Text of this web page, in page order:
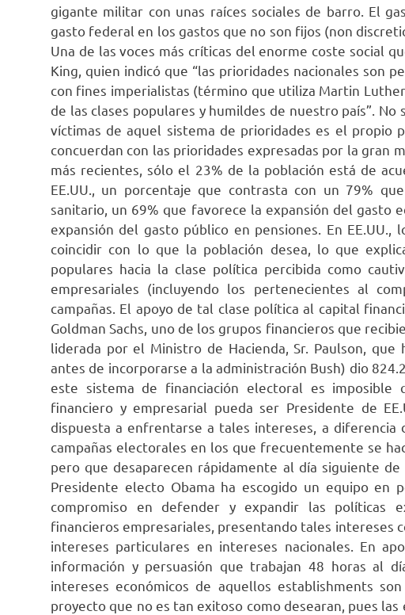
gigante militar con unas raíces sociales de barro. El
gasto federal en los gastos que no son fijos (non
Una de las voces más críticas del enorme coste social
King, quien indicó que “las prioridades nacionales son
con fines imperialistas (término que utiliza Martin
de las clases populares y humildes de nuestro país”. No
víctimas de aquel sistema de prioridades es el propio
concuerdan con las prioridades expresadas por la gran
más recientes, sólo el 23% de la población está de
EE.UU., un porcentaje que contrasta con un 79%
sanitario, un 69% que favorece la expansión del gasto
expansión del gasto público en pensiones. En
coincidir con lo que la población desea, lo que
populares hacia la clase política percibida como
empresariales (incluyendo los pertenecientes al
campañas. El apoyo de tal clase política al capital
Goldman Sachs, uno de los grupos financieros que
liderada por el Ministro de Hacienda, Sr. Paulson,
antes de incorporarse a la administración Bush) dio
este sistema de financiación electoral es
financiero y empresarial pueda ser Presidente de
dispuesta a enfrentarse a tales intereses, a
campañas electorales en los que frecuentemente se
pero que desaparecen rápidamente al día siguiente
Presidente electo Obama ha escogido un equipo en
compromiso en defender y expandir las políticas
financieros empresariales, presentando tales intereses
intereses particulares en intereses nacionales. En
información y persuasión que trabajan 48 horas al
intereses económicos de aquellos establishments
proyecto que no es tan exitoso como desearan, pues